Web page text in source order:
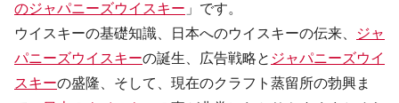
のジャパニーズウイスキー 」です。
ウイスキーの基礎知識、日本へのウイスキーの伝来、
ジャ
パニーズウイスキーの誕生、広告戦略と ジャパニーズウイ
スキーの盛隆、そして、現在のクラフト蒸留所の勃興ま